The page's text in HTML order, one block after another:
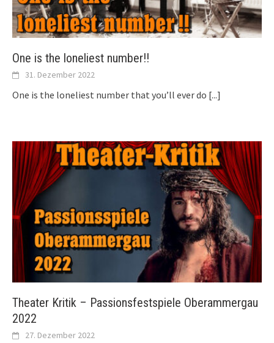
One is the loneliest number!!
31. Dezember 2022
One is the loneliest number that you’ll ever do [...]
Theater Kritik – Passionsfestspiele Oberammergau
2022
27. Dezember 2022